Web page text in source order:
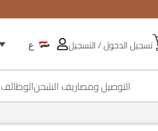
تسجيل الدخول / التسجيل ع
التوصيل ومصاريف الشحنالوظائف